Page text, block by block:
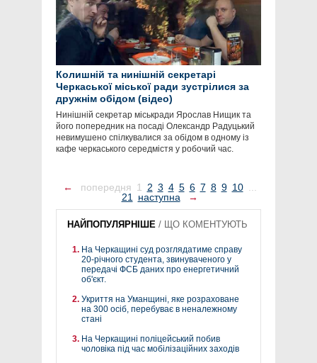
Колишній та нинішній секретарі
Черкаської міської ради зустрілися за
дружнім обідом (відео)
Нинішній секретар міськради Ярослав Нищик та
його попередник на посаді Олександр Радуцький
невимушено спілкувалися за обідом в одному із
кафе черкаського середмістя у робочий час.
← попередня 1 2 3 4 5 6 7 8 9 10 ...
21 наступна →
НАЙПОПУЛЯРНІШЕ / ЩО КОМЕНТУЮТЬ
На Черкащині суд розглядатиме справу
20-річного студента, звинуваченого у
передачі ФСБ даних про енергетичний
об'єкт.
Укриття на Уманщині, яке розраховане
на 300 осіб, перебуває в неналежному
стані
На Черкащині поліцейський побив
чоловіка під час мобілізаційних заходів